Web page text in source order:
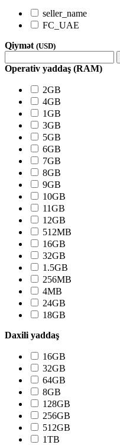
seller_name
FC_UAE
Qiymət (USD)
Operativ yaddaş (RAM)
2GB
4GB
1GB
3GB
5GB
6GB
7GB
8GB
9GB
10GB
11GB
12GB
512MB
16GB
32GB
1.5GB
256MB
4MB
24GB
18GB
Daxili yaddaş
16GB
32GB
64GB
8GB
128GB
256GB
512GB
1TB